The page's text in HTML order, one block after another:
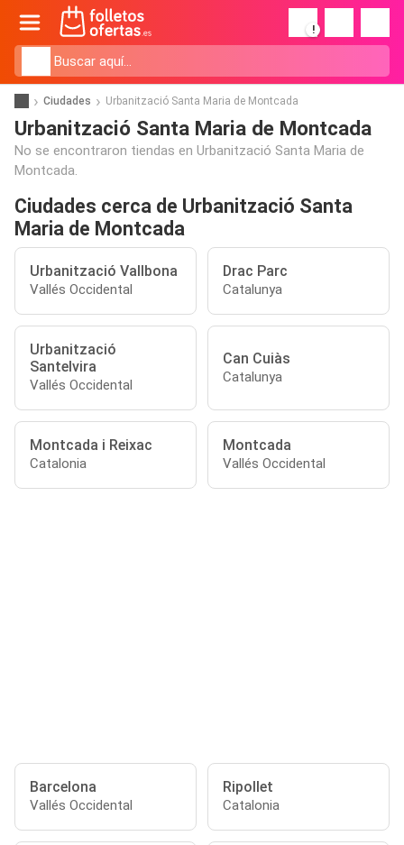
!
Ciudades Urbanització Santa Maria de Montcada
Urbanització Santa Maria de Montcada
No se encontraron tiendas en Urbanització Santa Maria de
Montcada.
Ciudades cerca de Urbanització Santa
Maria de Montcada
Urbanització Vallbona
Vallés Occidental
Drac Parc
Catalunya
Urbanització
Santelvira
Vallés Occidental
Can Cuiàs
Catalunya
Montcada i Reixac
Catalonia
Montcada
Vallés Occidental
Barcelona
Vallés Occidental
Ripollet
Catalonia